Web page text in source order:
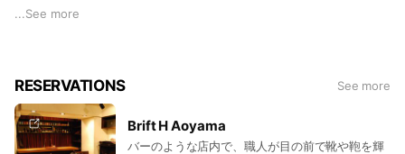
店として日本中のみならず世界中から靴好きが集まる店。靴磨
...See more
RESERVATIONS See more
Brift H Aoyama
バーのような店内で、職人が目の前で靴や鞄を輝